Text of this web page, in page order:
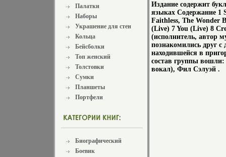
Палатки
Наборы
Украшение для стен
Кольца
Бейсболки
Топ женский
Толстовки
Сумки
Планшеты
Портфели
Биографический
Боевик
Издание содержит
языках Содержание 1
Faithless, The Wonder
(Live) 7 You (Live) 8
(исполнитель, автор
познакомились друг
находившейся в
состав группы
вокал), Фил Сэлуэй .